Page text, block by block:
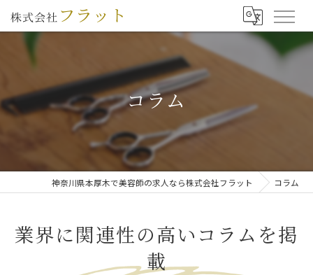
コラム
神奈川県本厚木で美容師の求人なら株式会社フラット コラム
業界に関連性の高いコラムを掲
載